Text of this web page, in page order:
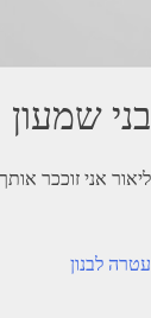
בני שמעון
ליאור אני זוככר
ניווט
עטרה לבנון